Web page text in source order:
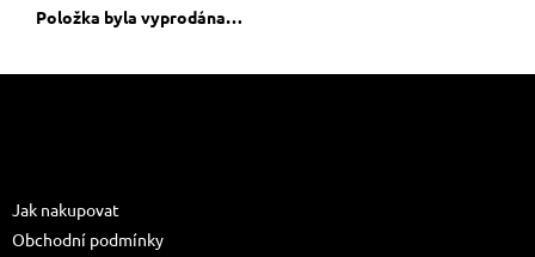
Položka byla vyprodána…
Jak nakupovat
Obchodní podmínky